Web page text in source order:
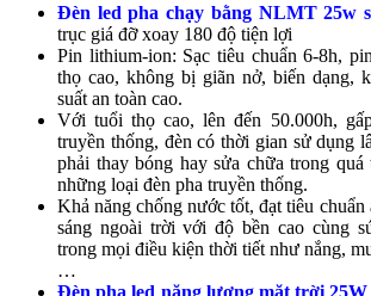
Đèn led pha chạy bằng NLMT 25w
trục giá đỡ xoay 180 độ tiện lợi
Pin lithium-ion: Sạc tiêu chuẩn 6-8h,
thọ cao, không bị giãn nở, biến dạng,
suất an toàn cao.
Với tuổi thọ cao, lên đến 50.000h,
truyền thống, đèn có thời gian sử dụng
phải thay bóng hay sửa chữa trong
những loại đèn pha truyền thống.
Khả năng chống nước tốt, đạt tiêu chuẩn
sáng ngoài trời với độ bền cao cùng
trong mọi điều kiện thời tiết như nắng,
…
Đèn pha led năng lượng mặt trời 25W